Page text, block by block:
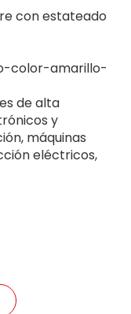
con estateado
color-amarillo-
de alta
y
máquinas
eléctricos,